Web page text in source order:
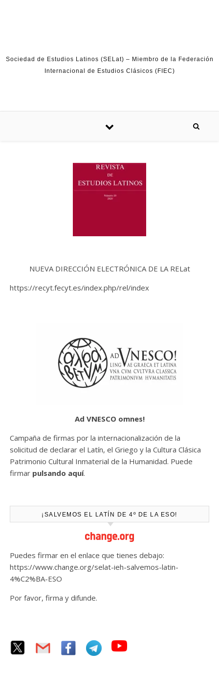
Sociedad de Estudios Latinos (SELat) – Miembro de la Federación
Internacional de Estudios Clásicos (FIEC)
NUEVA DIRECCIÓN ELECTRÓNICA DE LA RELat
https://recyt.fecyt.es/index.php/rel/index
Ad VNESCO omnes!
Campaña de firmas por la internacionalización de la
solicitud de declarar el Latín, el Griego y la Cultura Clásica
Patrimonio Cultural Inmaterial de la Humanidad. Puede
firmar pulsando aquí.
¡SALVEMOS EL LATÍN DE 4º DE LA ESO!
Puedes firmar en el enlace que tienes debajo:
https://www.change.org/selat-ieh-salvemos-latin-
4%C2%BA-ESO
Por favor, firma y difunde.